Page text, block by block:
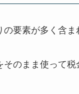
の要素が多く含ま
そのまま使って税